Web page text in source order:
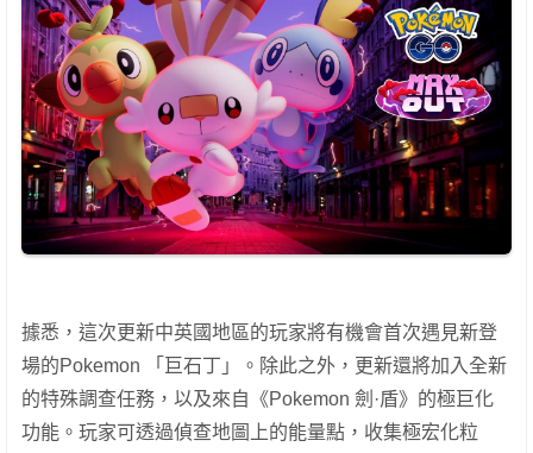
據悉，這次更新中英國地區的玩家將有機會首次遇見新登
場的Pokemon 「巨石丁」。除此之外，更新還將加入全新
的特殊調查任務，以及來自《Pokemon 劍·盾》的極巨化
功能。玩家可透過偵查地圖上的能量點，收集極宏化粒